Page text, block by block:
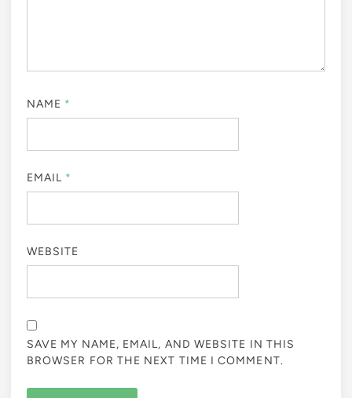
NAME *
EMAIL *
WEBSITE
SAVE MY NAME, EMAIL, AND WEBSITE IN THIS
BROWSER FOR THE NEXT TIME I COMMENT.